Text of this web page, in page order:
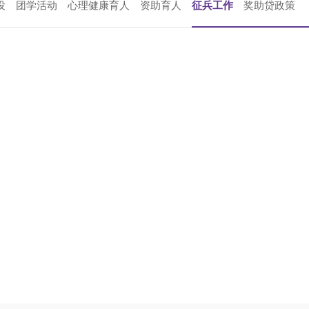
团学活动 心理健康育人 资助育人 征兵工作 奖助贷政策